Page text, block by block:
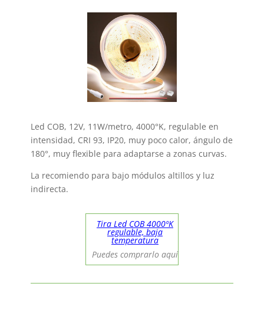
Led COB, 12V, 11W/metro, 4000°K, regulable en
intensidad, CRI 93, IP20, muy poco calor, ángulo de
180°, muy flexible para adaptarse a zonas curvas.
La recomiendo para bajo módulos altillos y luz
indirecta.
Tira Led COB 4000ºK
regulable, baja
temperatura
Puedes comprarlo aquí